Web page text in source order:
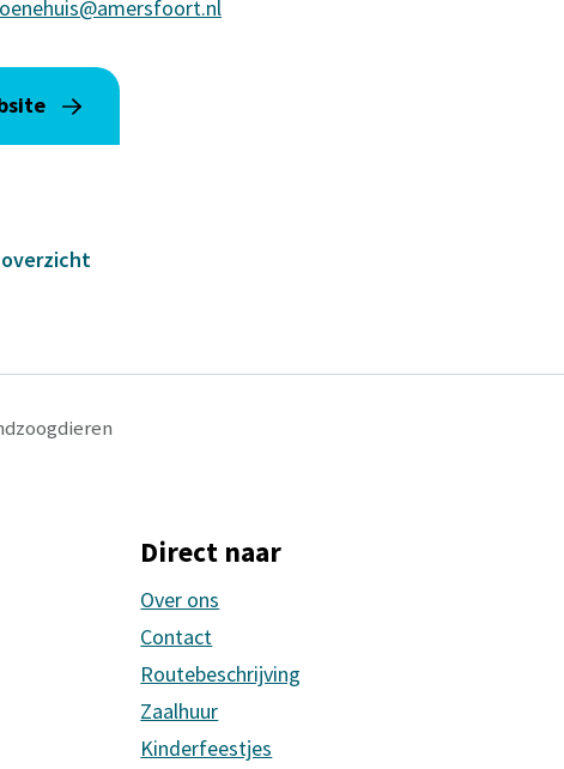
Direct naar
Over ons
Contact
Routebeschrijving
Zaalhuur
Kinderfeestjes